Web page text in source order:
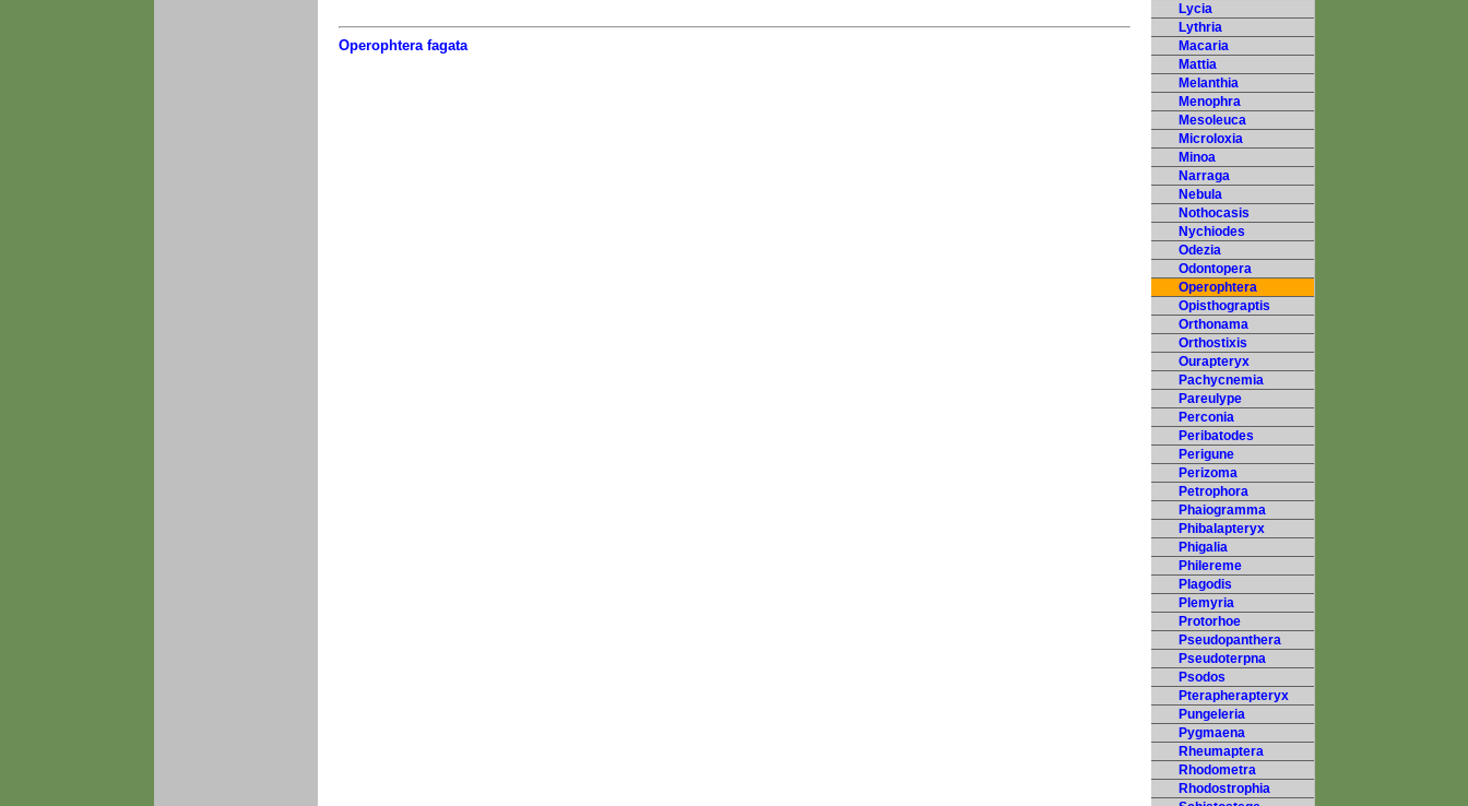
Operophtera fagata
Lycia
Lythria
Macaria
Mattia
Melanthia
Menophra
Mesoleuca
Microloxia
Minoa
Narraga
Nebula
Nothocasis
Nychiodes
Odezia
Odontopera
Operophtera
Opisthograptis
Orthonama
Orthostixis
Ourapteryx
Pachycnemia
Pareulype
Perconia
Peribatodes
Perigune
Perizoma
Petrophora
Phaiogramma
Phibalapteryx
Phigalia
Philereme
Plagodis
Plemyria
Protorhoe
Pseudopanthera
Pseudoterpna
Psodos
Pterapherapteryx
Pungeleria
Pygmaena
Rheumaptera
Rhodometra
Rhodostrophia